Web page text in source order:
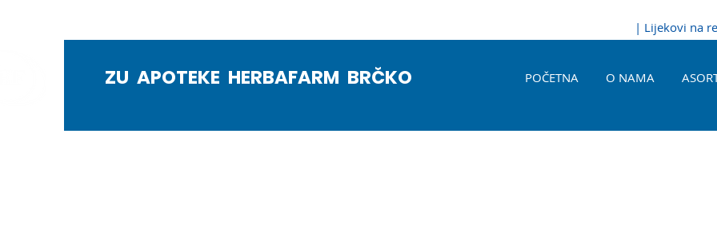
| Lijekovi na
ZU APOTEKE HERBAFARM BRČKO POČETNA O NAMA